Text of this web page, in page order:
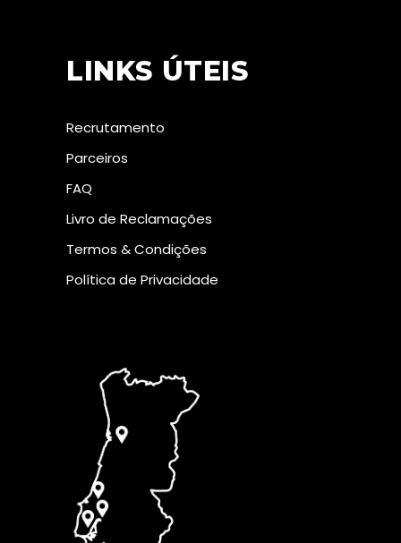
LINKS ÚTEIS
Recrutamento
Parceiros
FAQ
Livro de Reclamações
Termos & Condições
Política de Privacidade